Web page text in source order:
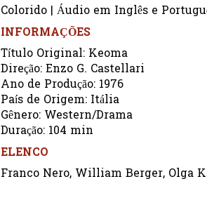
Colorido | Áudio em Inglês e
INFORMAÇÕES
Título Original: Keoma
Direção: Enzo G. Castellari
Ano de Produção: 1976
País de Origem: Itália
Gênero: Western/Drama
Duração: 104 min
ELENCO
Franco Nero, William Berger, Olga